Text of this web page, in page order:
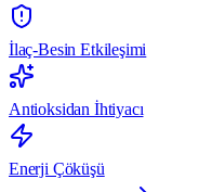
İlaç-Besin Etkileşimi
Antioksidan İhtiyacı
Enerji Çöküşü